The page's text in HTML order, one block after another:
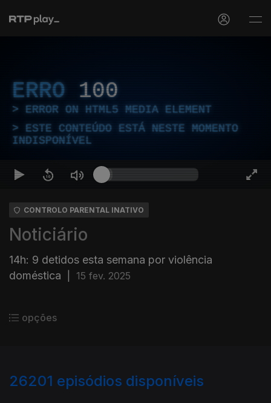
ERRO 100
ERROR ON HTML5 MEDIA ELEMENT
ESTE CONTEÚDO ESTÁ NESTE MOMENTO
INDISPONÍVEL
CONTROLO PARENTAL INATIVO
Noticiário
14h: 9 detidos esta semana por violência
doméstica
15 fev. 2025
opções
26201 episódios disponíveis